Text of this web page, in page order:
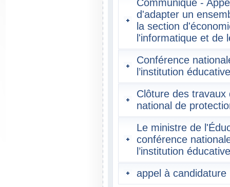
Communiqué -
d'adapter un
la section
l'informatique et de
Conférence
l’institution
Clôture des travaux
national de
Le ministre de
conférence
l’institution
appel à